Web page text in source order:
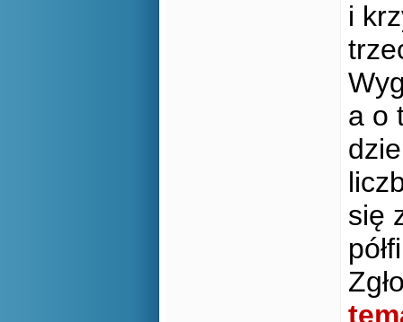
i
a o
się